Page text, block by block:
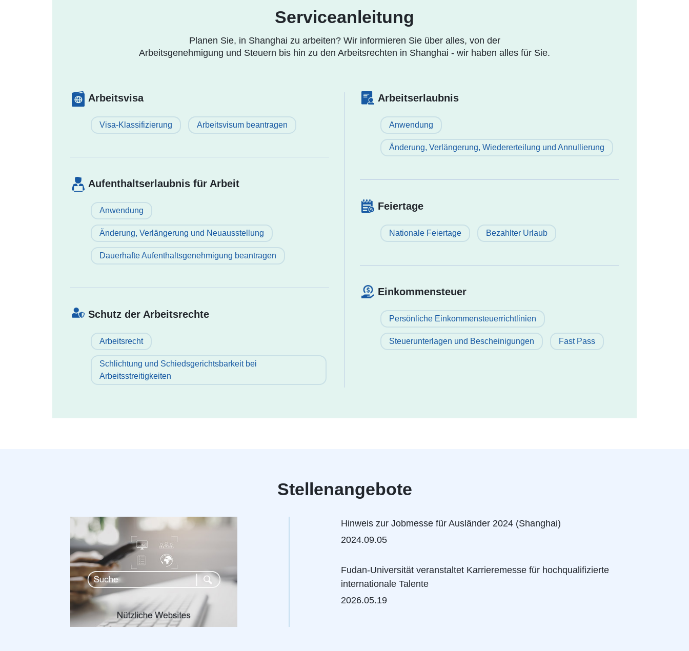
Serviceanleitung
Planen Sie, in Shanghai zu arbeiten? Wir informieren Sie über alles, von der
Arbeitsgenehmigung und Steuern bis hin zu den Arbeitsrechten in Shanghai - wir haben alles für Sie.
Arbeitsvisa
Visa-Klassifizierung Arbeitsvisum beantragen
Aufenthaltserlaubnis für Arbeit
Anwendung
Änderung, Verlängerung und Neuausstellung
Dauerhafte Aufenthaltsgenehmigung beantragen
Schutz der Arbeitsrechte
Arbeitsrecht
Schlichtung und Schiedsgerichtsbarkeit bei
Arbeitsstreitigkeiten
Arbeitserlaubnis
Anwendung
Änderung, Verlängerung, Wiedererteilung und Annullierung
Feiertage
Nationale Feiertage Bezahlter Urlaub
Einkommensteuer
Persönliche Einkommensteuerrichtlinien
Steuerunterlagen und Bescheinigungen Fast Pass
Stellenangebote
Hinweis zur Jobmesse für Ausländer 2024 (Shanghai)
2024.09.05
Fudan-Universität veranstaltet Karrieremesse für hochqualifizierte
internationale Talente
2026.05.19